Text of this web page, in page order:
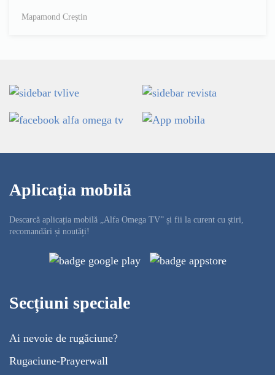
Mapamond Creștin
Aplicația mobilă
Descarcă aplicația mobilă „Alfa Omega TV” și fii la curent cu știri,
recomandări și noutăți!
Secțiuni speciale
Ai nevoie de rugăciune?
Rugaciune-Prayerwall